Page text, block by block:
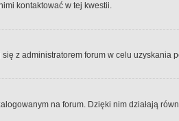
kontaktować w tej kwestii.
z administratorem forum w celu uzyskania
na forum. Dzięki nim działają